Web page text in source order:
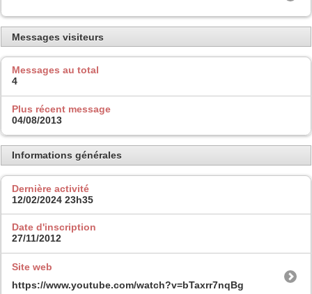
Messages visiteurs
Messages au total
4
Plus récent message
04/08/2013
Informations générales
Dernière activité
12/02/2024 23h35
Date d'inscription
27/11/2012
Site web
https://www.youtube.com/watch?v=bTaxrr7nqBg